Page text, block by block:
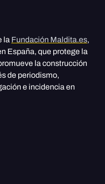
la Fundación Maldita.es,
España, que protege la
la construcción
de periodismo,
e incidencia en